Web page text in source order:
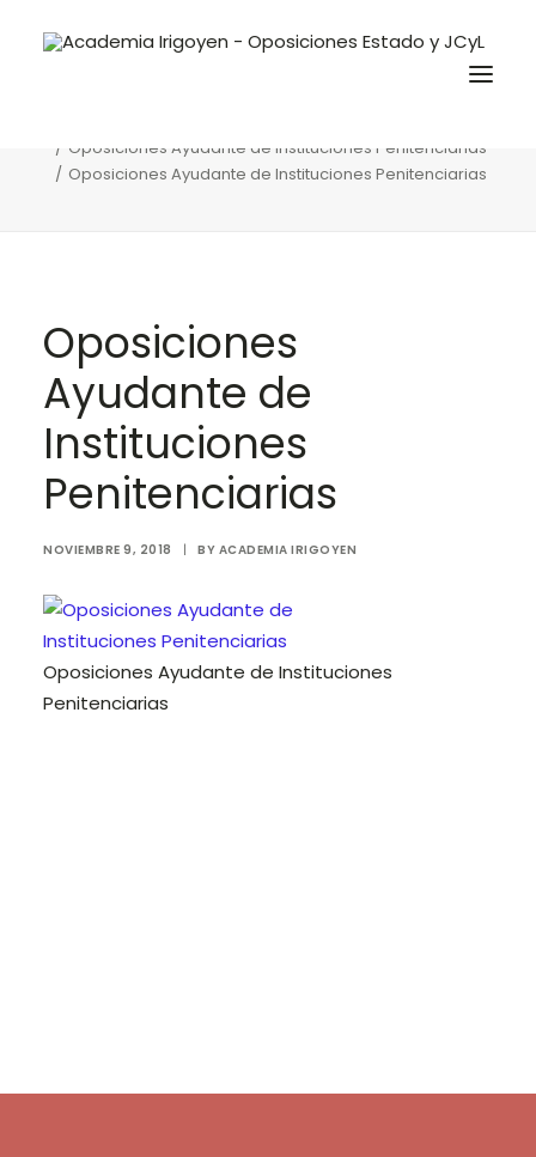
Contacto
Preguntas Frecuentes
BuscaOpos 🔎
Aula virtual
Cart
Oposiciones Ayudante de Instituciones
Oposiciones Ayudante de Instituciones Penitenciarias
Oposiciones Ayudante de Instituciones Penitenciarias
Oposiciones
Ayudante de
Instituciones
Penitenciarias
NOVIEMBRE 9, 2018 | BY ACADEMIA IRIGOYEN
Oposiciones Ayudante de Instituciones
Penitenciarias